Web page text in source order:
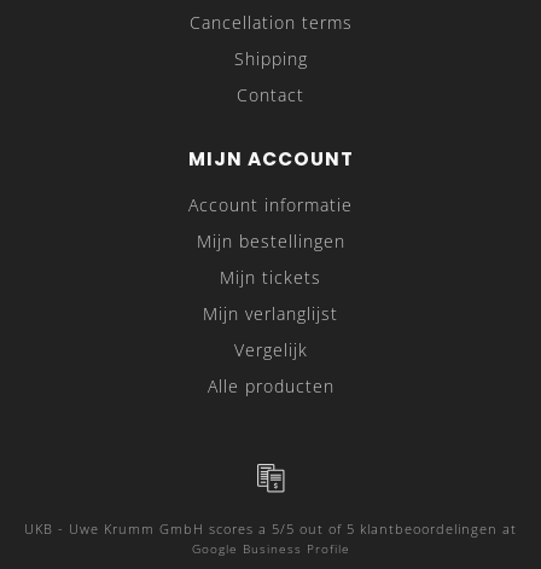
Cancellation terms
Shipping
Contact
MIJN ACCOUNT
Account informatie
Mijn bestellingen
Mijn tickets
Mijn verlanglijst
Vergelijk
Alle producten
UKB - Uwe Krumm GmbH scores a 5/5 out of 5 klantbeoordelingen at
Google Business Profile